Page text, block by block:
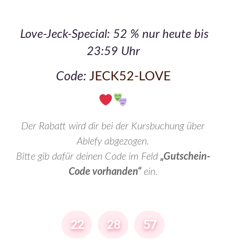
Love-Jeck-Special: 52 % nur heute bis
23:59 Uhr
Code: JECK52-LOVE
Der Rabatt wird dir bei der Kursbuchung über
Ablefy abgezogen.
Bitte gib dafür deinen Code im Feld „Gutschein-
Code vorhanden“ein.
22 28 57